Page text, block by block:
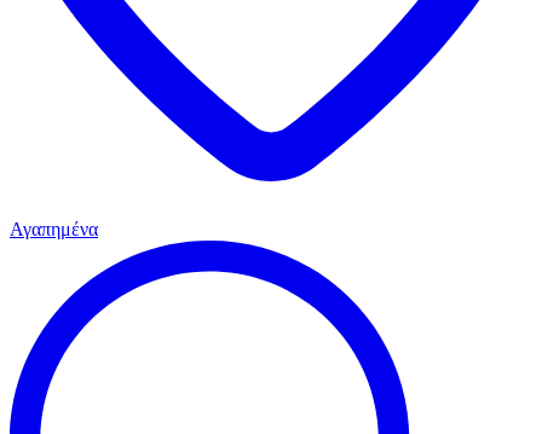
Αγαπημένα